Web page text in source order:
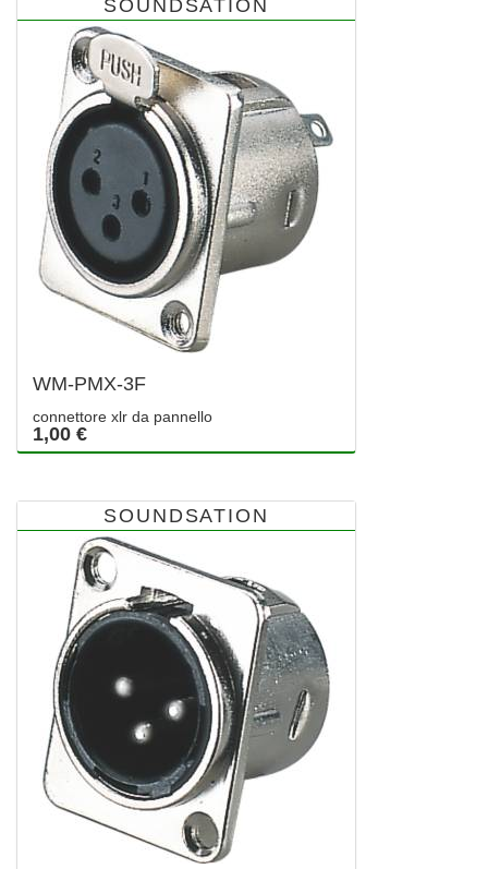
SOUNDSATION
WM-PMX-3F
connettore xlr da pannello
1,00 €
SOUNDSATION